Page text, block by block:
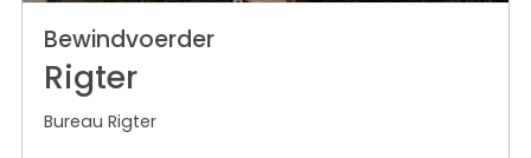
Bewindvoerder
Rigter
Bureau Rigter